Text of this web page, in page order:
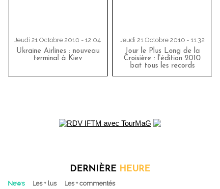
Jeudi 21 Octobre 2010 - 12:04
Ukraine Airlines : nouveau
terminal à Kiev
Jeudi 21 Octobre 2010 - 11:32
Jour le Plus Long de la
Croisière : l'édition 2010
bat tous les records
DERNIÈRE HEURE
News Les + lus Les + commentés